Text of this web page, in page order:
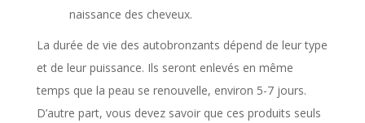
naissance des cheveux.
La durée de vie des autobronzants dépend de leur type
et de leur puissance. Ils seront enlevés en même
temps que la peau se renouvelle, environ 5-7 jours.
D’autre part, vous devez savoir que ces produits seuls